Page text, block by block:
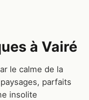
à Vairé
le calme de la
parfaits
insolite